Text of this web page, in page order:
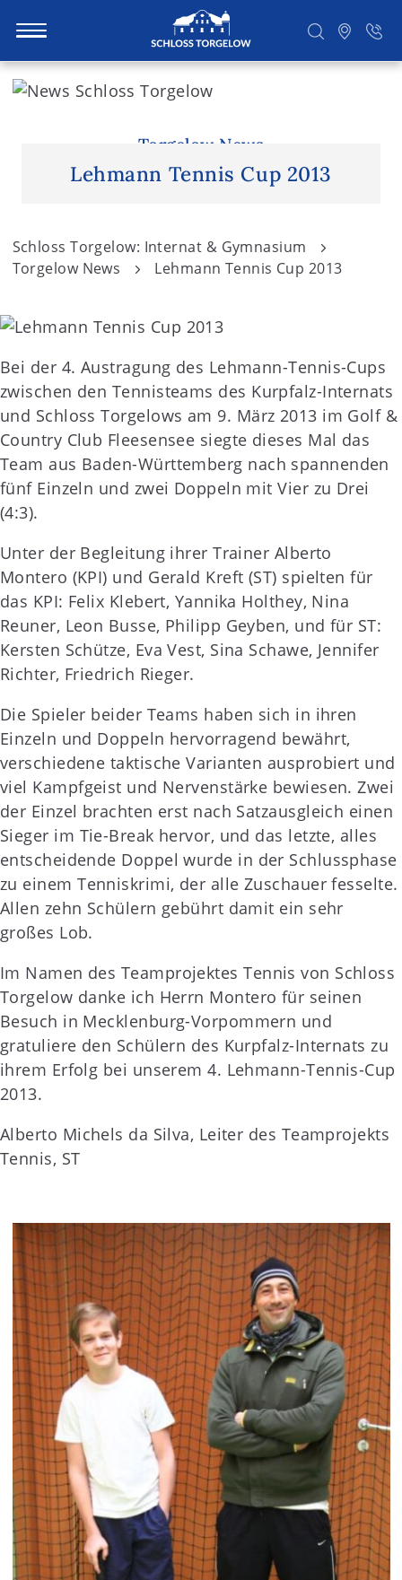
S
e
t
Torgelow News
Lehmann Tennis Cup 2013
Schloss Torgelow: Internat & Gymnasium
Torgelow News
Lehmann Tennis Cup 2013
Bei der 4. Austragung des Lehmann-Tennis-Cups
zwischen den Tennisteams des Kurpfalz-Internats
und Schloss Torgelows am 9. März 2013 im Golf &
Country Club Fleesensee siegte dieses Mal das
Team aus Baden-Württemberg nach spannenden
fünf Einzeln und zwei Doppeln mit Vier zu Drei
(4:3).
Unter der Begleitung ihrer Trainer Alberto
Montero (KPI) und Gerald Kreft (ST) spielten für
das KPI: Felix Klebert, Yannika Holthey, Nina
Reuner, Leon Busse, Philipp Geyben, und für ST:
Kersten Schütze, Eva Vest, Sina Schawe, Jennifer
Richter, Friedrich Rieger.
Die Spieler beider Teams haben sich in ihren
Einzeln und Doppeln hervorragend bewährt,
verschiedene taktische Varianten ausprobiert und
viel Kampfgeist und Nervenstärke bewiesen. Zwei
der Einzel brachten erst nach Satzausgleich einen
Sieger im Tie-Break hervor, und das letzte, alles
entscheidende Doppel wurde in der Schlussphase
zu einem Tenniskrimi, der alle Zuschauer fesselte.
Allen zehn Schülern gebührt damit ein sehr
großes Lob.
Im Namen des Teamprojektes Tennis von Schloss
Torgelow danke ich Herrn Montero für seinen
Besuch in Mecklenburg-Vorpommern und
gratuliere den Schülern des Kurpfalz-Internats zu
ihrem Erfolg bei unserem 4. Lehmann-Tennis-Cup
2013.
Alberto Michels da Silva, Leiter des Teamprojekts
Tennis, ST